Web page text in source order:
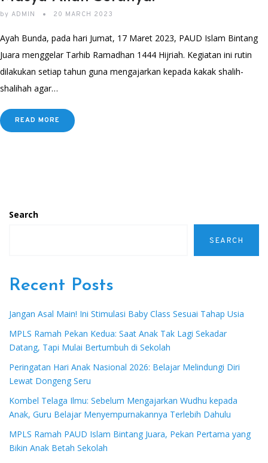
by ADMIN 20 MARCH 2023
Ayah Bunda, pada hari Jumat, 17 Maret 2023, PAUD Islam Bintang
Juara menggelar Tarhib Ramadhan 1444 Hijriah. Kegiatan ini rutin
dilakukan setiap tahun guna mengajarkan kepada kakak shalih-
shalihah agar…
READ MORE
Search
SEARCH
Recent Posts
Jangan Asal Main! Ini Stimulasi Baby Class Sesuai Tahap Usia
MPLS Ramah Pekan Kedua: Saat Anak Tak Lagi Sekadar
Datang, Tapi Mulai Bertumbuh di Sekolah
Peringatan Hari Anak Nasional 2026: Belajar Melindungi Diri
Lewat Dongeng Seru
Kombel Telaga Ilmu: Sebelum Mengajarkan Wudhu kepada
Anak, Guru Belajar Menyempurnakannya Terlebih Dahulu
MPLS Ramah PAUD Islam Bintang Juara, Pekan Pertama yang
Bikin Anak Betah Sekolah